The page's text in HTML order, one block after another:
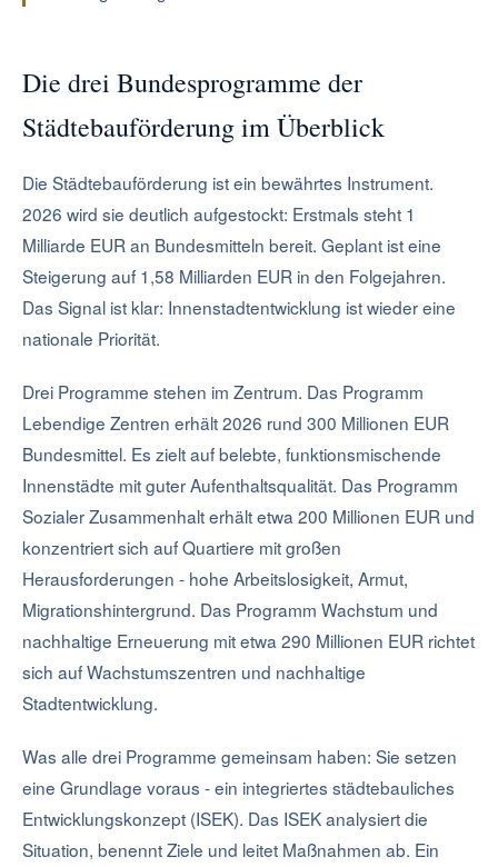
Die drei Bundesprogramme der
Städtebauförderung im Überblick
Die Städtebauförderung ist ein bewährtes Instrument.
2026 wird sie deutlich aufgestockt: Erstmals steht 1
Milliarde EUR an Bundesmitteln bereit. Geplant ist eine
Steigerung auf 1,58 Milliarden EUR in den Folgejahren.
Das Signal ist klar: Innenstadtentwicklung ist wieder eine
nationale Priorität.
Drei Programme stehen im Zentrum. Das Programm
Lebendige Zentren erhält 2026 rund 300 Millionen EUR
Bundesmittel. Es zielt auf belebte, funktionsmischende
Innenstädte mit guter Aufenthaltsqualität. Das Programm
Sozialer Zusammenhalt erhält etwa 200 Millionen EUR und
konzentriert sich auf Quartiere mit großen
Herausforderungen - hohe Arbeitslosigkeit, Armut,
Migrationshintergrund. Das Programm Wachstum und
nachhaltige Erneuerung mit etwa 290 Millionen EUR richtet
sich auf Wachstumszentren und nachhaltige
Stadtentwicklung.
Was alle drei Programme gemeinsam haben: Sie setzen
eine Grundlage voraus - ein integriertes städtebauliches
Entwicklungskonzept (ISEK). Das ISEK analysiert die
Situation, benennt Ziele und leitet Maßnahmen ab. Ein